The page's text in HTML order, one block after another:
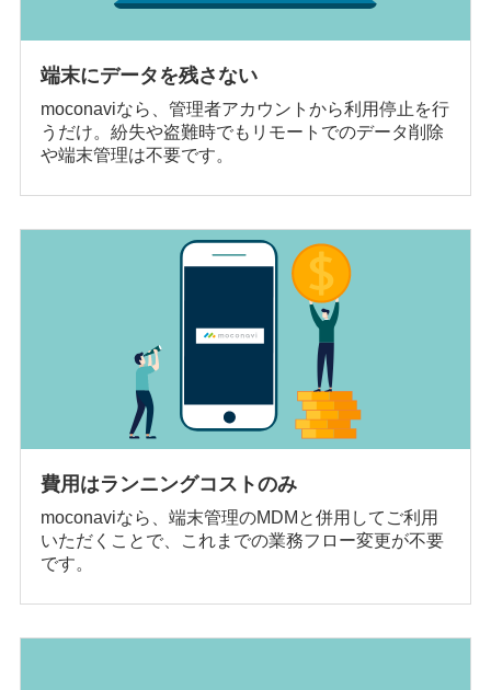
端末にデータを残さない
moconaviなら、管理者アカウントから利用停止を行
うだけ。紛失や盗難時でもリモートでのデータ削除
や端末管理は不要です。
費用はランニングコストのみ
moconaviなら、端末管理のMDMと併用してご利用
いただくことで、これまでの業務フロー変更が不要
です。